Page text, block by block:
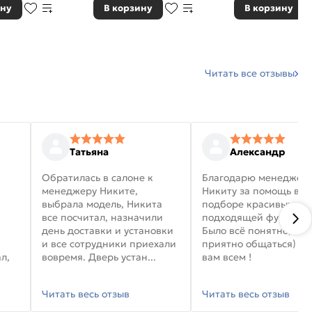
В корзину В корзину
Читать все отзывы
Татьяна
Обратилась в салоне к
менеджеру Никите,
выбрала модель, Никита
все посчитал, назначили
день доставки и установки
и все сотрудники приехали
вовремя. Дверь устан...
Читать весь отзыв
Александр
Благодарю
Никиту за помощь в
подборе красивых
подходящей
Было всё понятно, и
приятно общаться)
вам всем !
Читать весь отзыв